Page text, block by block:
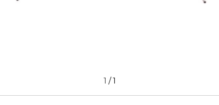
1 /1